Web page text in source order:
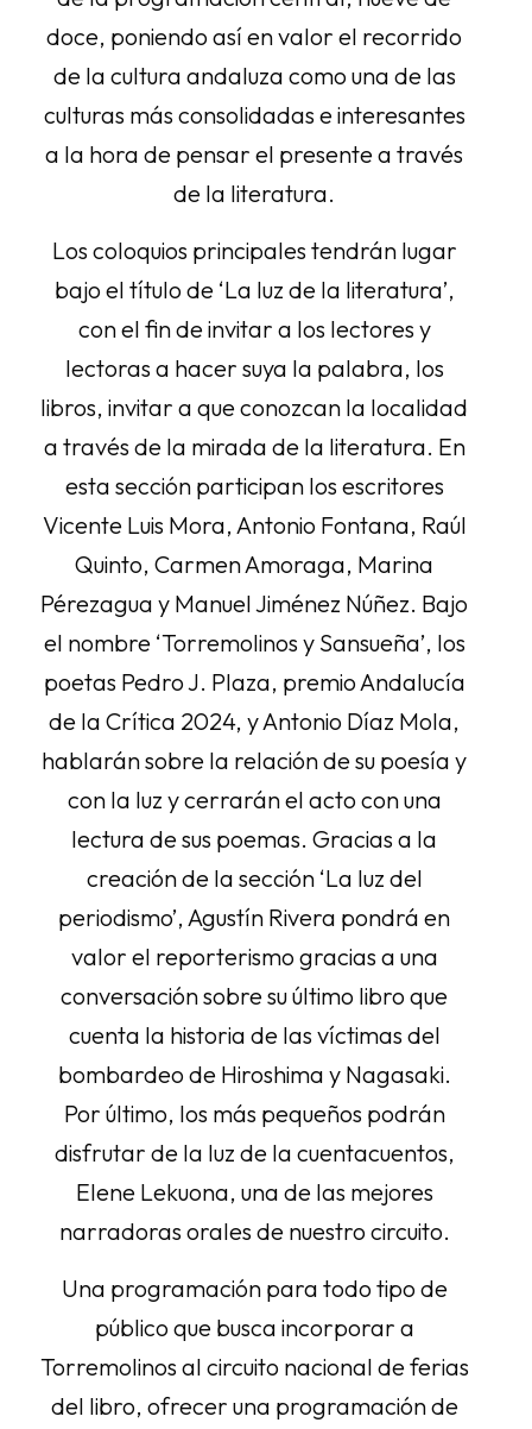
doce, poniendo así en valor el recorrido
de la cultura andaluza como una de las
culturas más consolidadas e interesantes
a la hora de pensar el presente a través
de la literatura.
Los coloquios principales tendrán lugar
bajo el título de ‘La luz de la literatura’,
con el fin de invitar a los lectores y
lectoras a hacer suya la palabra, los
libros, invitar a que conozcan la localidad
a través de la mirada de la literatura. En
esta sección participan los escritores
Vicente Luis Mora, Antonio Fontana, Raúl
Quinto, Carmen Amoraga, Marina
Pérezagua y Manuel Jiménez Núñez. Bajo
el nombre ‘Torremolinos y Sansueña’, los
poetas Pedro J. Plaza, premio Andalucía
de la Crítica 2024, y Antonio Díaz Mola,
hablarán sobre la relación de su poesía y
con la luz y cerrarán el acto con una
lectura de sus poemas. Gracias a la
creación de la sección ‘La luz del
periodismo’, Agustín Rivera pondrá en
valor el reporterismo gracias a una
conversación sobre su último libro que
cuenta la historia de las víctimas del
bombardeo de Hiroshima y Nagasaki.
Por último, los más pequeños podrán
disfrutar de la luz de la cuentacuentos,
Elene Lekuona, una de las mejores
narradoras orales de nuestro circuito.
Una programación para todo tipo de
público que busca incorporar a
Torremolinos al circuito nacional de ferias
del libro, ofrecer una programación de